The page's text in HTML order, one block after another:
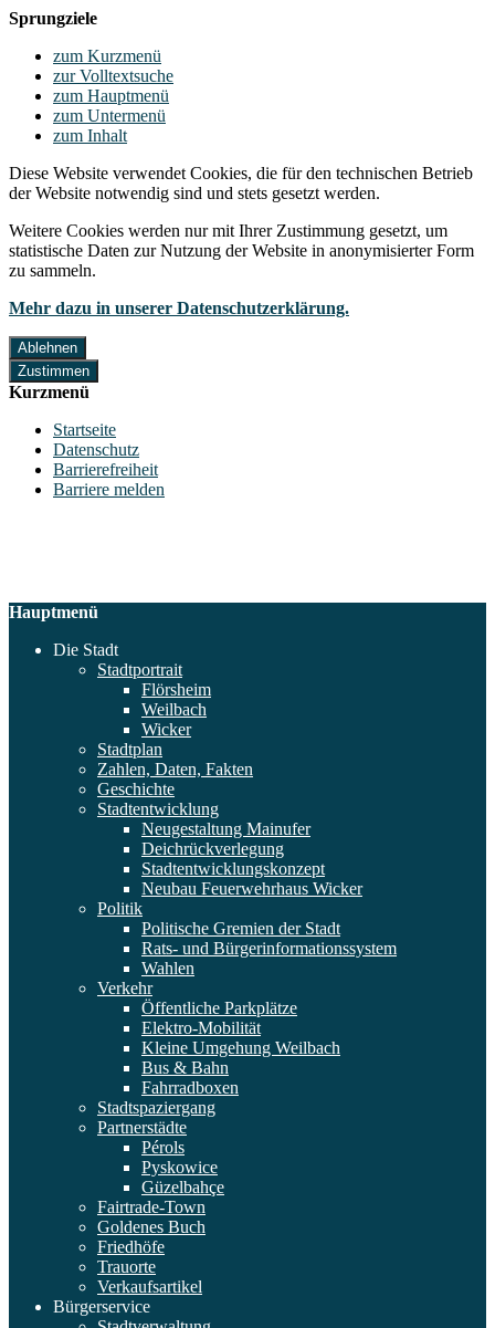
Sprungziele
zum Kurzmenü
zur Volltextsuche
zum Hauptmenü
zum Untermenü
zum Inhalt
Diese Website verwendet Cookies, die für den technischen Betrieb
der Website notwendig sind und stets gesetzt werden.
Weitere Cookies werden nur mit Ihrer Zustimmung gesetzt, um
statistische Daten zur Nutzung der Website in anonymisierter Form
zu sammeln.
Mehr dazu in unserer Datenschutzerklärung.
Ablehnen
Zustimmen
Kurzmenü
Startseite
Datenschutz
Barrierefreiheit
Barriere melden
Hauptmenü
Die Stadt
Stadtportrait
Flörsheim
Weilbach
Wicker
Stadtplan
Zahlen, Daten, Fakten
Geschichte
Stadtentwicklung
Neugestaltung Mainufer
Deichrückverlegung
Stadtentwicklungskonzept
Neubau Feuerwehrhaus Wicker
Politik
Politische Gremien der Stadt
Rats- und Bürgerinformationssystem
Wahlen
Verkehr
Öffentliche Parkplätze
Elektro-Mobilität
Kleine Umgehung Weilbach
Bus & Bahn
Fahrradboxen
Stadtspaziergang
Partnerstädte
Pérols
Pyskowice
Güzelbahçe
Fairtrade-Town
Goldenes Buch
Friedhöfe
Trauorte
Verkaufsartikel
Bürgerservice